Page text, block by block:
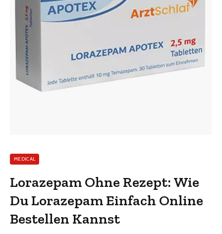
MEDICAL
Lorazepam Ohne Rezept: Wie
Du Lorazepam Einfach Online
Bestellen Kannst